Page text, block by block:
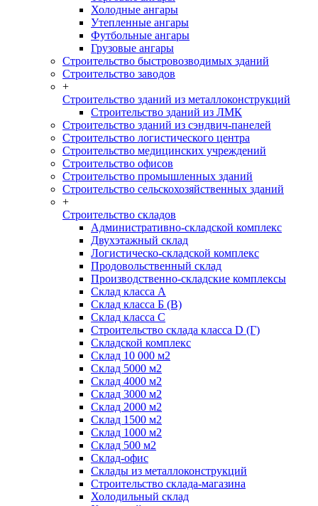
Холодные ангары
Утепленные ангары
Футбольные ангары
Грузовые ангары
Строительство быстровозводимых зданий
Строительство заводов
+
Строительство зданий из металлоконструкций
Строительство зданий из ЛМК
Строительство зданий из сэндвич-панелей
Строительство логистического центра
Строительство медицинских учреждений
Строительство офисов
Строительство промышленных зданий
Строительство сельскохозяйственных зданий
+
Строительство складов
Административно-складской комплекс
Двухэтажный склад
Логистическо-складской комплекс
Продовольственный склад
Производственно-складские комплексы
Склад класса А
Склад класса Б (B)
Склад класса С
Строительство склада класса D (Г)
Складской комплекс
Склад 10 000 м2
Склад 5000 м2
Склад 4000 м2
Склад 3000 м2
Склад 2000 м2
Склад 1500 м2
Склад 1000 м2
Склад 500 м2
Склад-офис
Склады из металлоконструкций
Строительство склада-магазина
Холодильный склад